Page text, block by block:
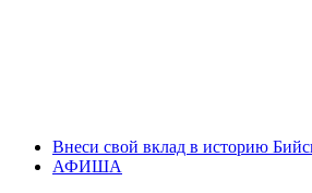
Внеси свой вклад в историю
АФИША